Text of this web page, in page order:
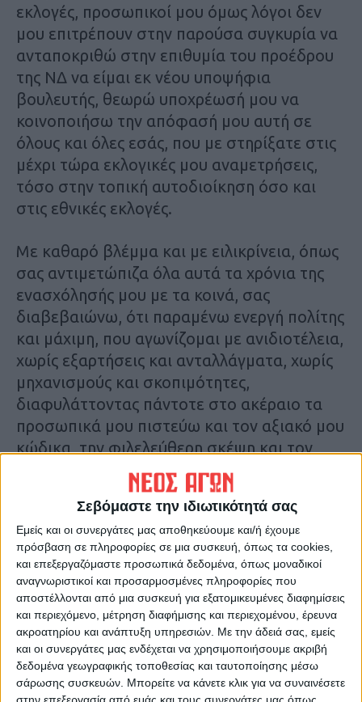
Σεβόμαστε την ιδιωτικότητά σας
Εμείς και οι συνεργάτες μας αποθηκεύουμε και/ή έχουμε
πρόσβαση σε πληροφορίες σε μια συσκευή, όπως τα cookies,
και επεξεργαζόμαστε προσωπικά δεδομένα, όπως μοναδικοί
αναγνωριστικοί και προσαρμοσμένες πληροφορίες που
αποστέλλονται από μια συσκευή για εξατομικευμένες διαφημίσεις
και περιεχόμενο, μέτρηση διαφήμισης και περιεχομένου, έρευνα
ακροατηρίου και ανάπτυξη υπηρεσιών. Με την άδειά σας, εμείς
και οι συνεργάτες μας ενδέχεται να χρησιμοποιήσουμε ακριβή
δεδομένα γεωγραφικής τοποθεσίας και ταυτοποίησης μέσω
σάρωσης συσκευών. Μπορείτε να κάνετε κλικ για να συναινέσετε
εκλογές, προσωπικοί μου όμως λόγοι δεν
μου επιτρέπουν στην παρούσα συγκυρία να
ανταποκριθώ στην επιθυμία του προέδρου
της ΝΔ να είμαι εκ νέου υποψήφια
βουλευτής, θεωρώ υποχρέωσή μου να
κοινοποιήσω την απόφασή μου αυτή σε
όλους και όλες εσάς, που με στηρίξατε στις
μέχρι τώρα εκλογικές μου αναμετρήσεις,
τόσο στην τοπική αυτοδιοίκηση όσο και
στις εθνικές εκλογές.
Με καθαρό βλέμμα και με ειλικρίνεια, όπως
σας αντιμετώπιζα όλα αυτά τα χρόνια της
ενασχόλησής μου με τα κοινά, σας
διαβεβαιώνω, ότι παραμένω ενεργή πολίτης
και μάχιμη, που αγωνίζομαι με ανιδιοτέλεια,
χωρίς εξαρτήσεις και ανταλλάγματα, χωρίς
μηχανισμούς και σκοπιμότητες,
διαφυλάττοντας πάντοτε στο ακέραιο τα
προσωπικά μου πιστεύω και τον αξιακό μου
κώδικα, την φιλελεύθερη σκέψη και τον
φιλοπρόοδο προσανατολισμό μου. Η
εμπιστοσύνη σας στο πρόσωπό μου είναι
κέρδος για μένα και θα μου είναι χρήσιμη σε
επόμενες αναμετρήσεις και εκλογικούς
αγώνες, με προτεραιότητα τα δίκαια των
συνανθρώπων μας και την ανάπτυξη του
τόπου μας. Συστήθηκα σε όλους εσάς ως
επαγγελματίας Δικηγόρος, που δεν έχει
αυτοσκοπό τις μόνιμες και κρατικοδίαιτες
«καρέκλες» και ως τέτοια θα παραμείνω.